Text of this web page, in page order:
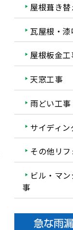
屋根葺き
瓦屋根・
屋根板金工
天窓工事
雨どい工事
サイディ
その他リ
ビル・マ
事